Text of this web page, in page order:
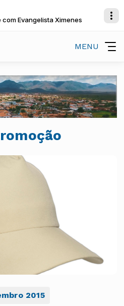
Evangelista Ximenes
MENU
2015